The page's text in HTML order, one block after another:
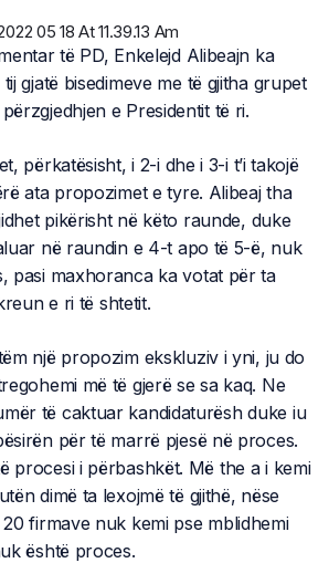
të PD, Enkelejd Alibeajn ka
gjatë bisedimeve me të gjitha grupet
e Presidentit të ri.
përkatësisht, i 2-i dhe i 3-i t’i takojë
ata propozimet e tyre. Alibeaj tha
pikërisht në këto raunde, duke
në raundin e 4-t apo të 5-ë, nuk
pasi maxhoranca ka votat për ta
e ri të shtetit.
një propozim ekskluziv i yni, ju do
më të gjerë se sa kaq. Ne
të caktuar kandidaturësh duke iu
për të marrë pjesë në proces.
procesi i përbashkët. Më the a i kemi
dimë ta lexojmë të gjithë, nëse
firmave nuk kemi pse mblidhemi
është proces.